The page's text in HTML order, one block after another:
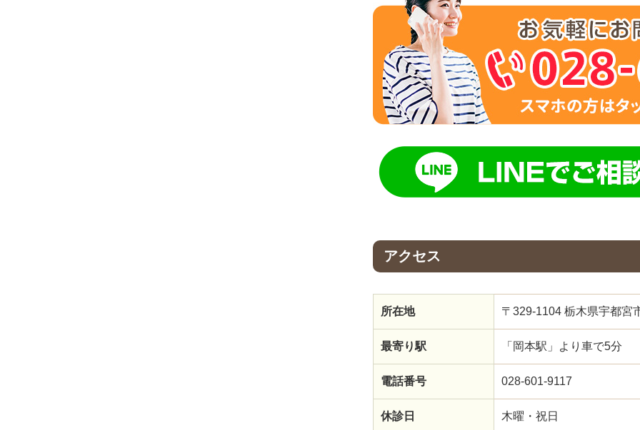
アクセス
所在地 〒329-1104 栃木県宇都宮
最寄り駅 「岡本駅」より車で5分
電話番号 028-601-9117
休診日 木曜・祝日